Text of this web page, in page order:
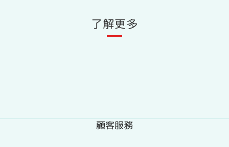
了解更多
顧客服務